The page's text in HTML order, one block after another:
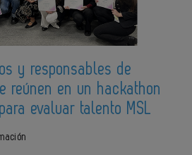
y responsables de
reúnen en un hackathon
evaluar talento MSL